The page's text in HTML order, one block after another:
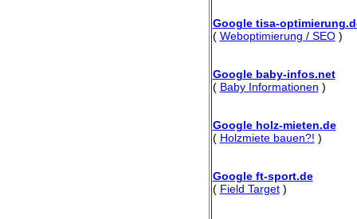
Google tisa-
( Weboptimierung / SEO)
Google baby-infos.net
( Baby Informationen )
Google holz-mieten.de
( Holzmiete bauen?! )
Google ft-sport.de
( Field Target)